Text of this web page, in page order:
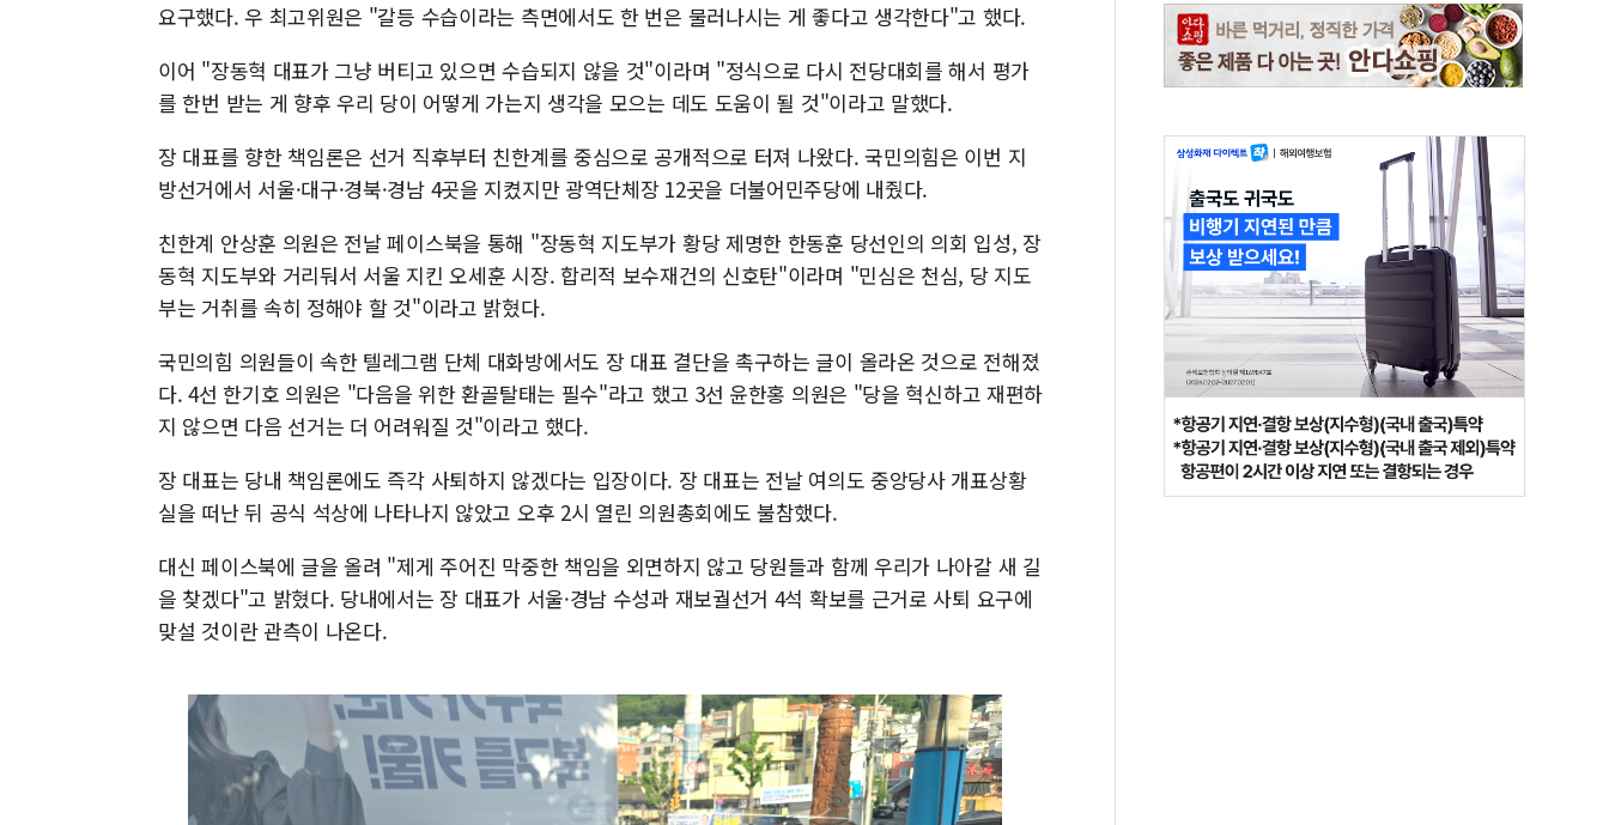
요구했다. 우 최고위원은 "갈등 수습이라는 측면에서도 한 번은 물러나시는 게 좋다고 생각한다"고 했다.
이어 "장동혁 대표가 그냥 버티고 있으면 수습되지 않을 것"이라며 "정식으로 다시 전당대회를 해서 평가
를 한번 받는 게 향후 우리 당이 어떻게 가는지 생각을 모으는 데도 도움이 될 것"이라고 말했다.
장 대표를 향한 책임론은 선거 직후부터 친한계를 중심으로 공개적으로 터져 나왔다. 국민의힘은 이번 지
방선거에서 서울·대구·경북·경남 4곳을 지켰지만 광역단체장 12곳을 더불어민주당에 내줬다.
친한계 안상훈 의원은 전날 페이스북을 통해 "장동혁 지도부가 황당 제명한 한동훈 당선인의 의회 입성, 장
동혁 지도부와 거리둬서 서울 지킨 오세훈 시장. 합리적 보수재건의 신호탄"이라며 "민심은 천심, 당 지도
부는 거취를 속히 정해야 할 것"이라고 밝혔다.
국민의힘 의원들이 속한 텔레그램 단체 대화방에서도 장 대표 결단을 촉구하는 글이 올라온 것으로 전해졌
다. 4선 한기호 의원은 "다음을 위한 환골탈태는 필수"라고 했고 3선 윤한홍 의원은 "당을 혁신하고 재편하
지 않으면 다음 선거는 더 어려워질 것"이라고 했다.
장 대표는 당내 책임론에도 즉각 사퇴하지 않겠다는 입장이다. 장 대표는 전날 여의도 중앙당사 개표상황
실을 떠난 뒤 공식 석상에 나타나지 않았고 오후 2시 열린 의원총회에도 불참했다.
대신 페이스북에 글을 올려 "제게 주어진 막중한 책임을 외면하지 않고 당원들과 함께 우리가 나아갈 새 길
을 찾겠다"고 밝혔다. 당내에서는 장 대표가 서울·경남 수성과 재보궐선거 4석 확보를 근거로 사퇴 요구에
맞설 것이란 관측이 나온다.